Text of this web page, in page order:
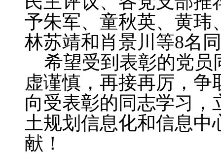
予朱军、童秋英、黄玮
林苏靖和肖景川等8名
希望受到表彰的党员
虚谨慎，再接再厉，
向受表彰的同志学习
土规划信息化和信息
献！